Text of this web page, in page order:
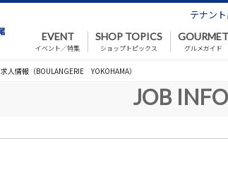
テナン
EVENT
イベント／特集
SHOP TOPICS
ショップトピックス
GOURMET
グルメガイド
求人情報（BOULANGERIE YOKOHAMA）
JOB